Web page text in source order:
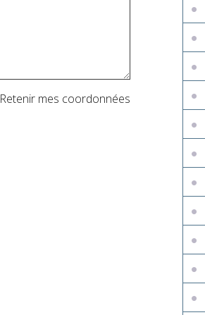
Retenir mes coordonnées